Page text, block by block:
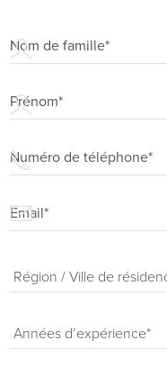
Nom de famille*
Prénom*
Numéro de téléphone*
Email*